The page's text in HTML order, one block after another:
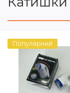
Популярний